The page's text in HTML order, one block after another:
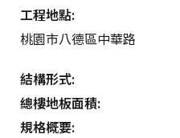
工程地點:
桃園市八德區中華路
結構形式:
總樓地板面積:
規格概要: